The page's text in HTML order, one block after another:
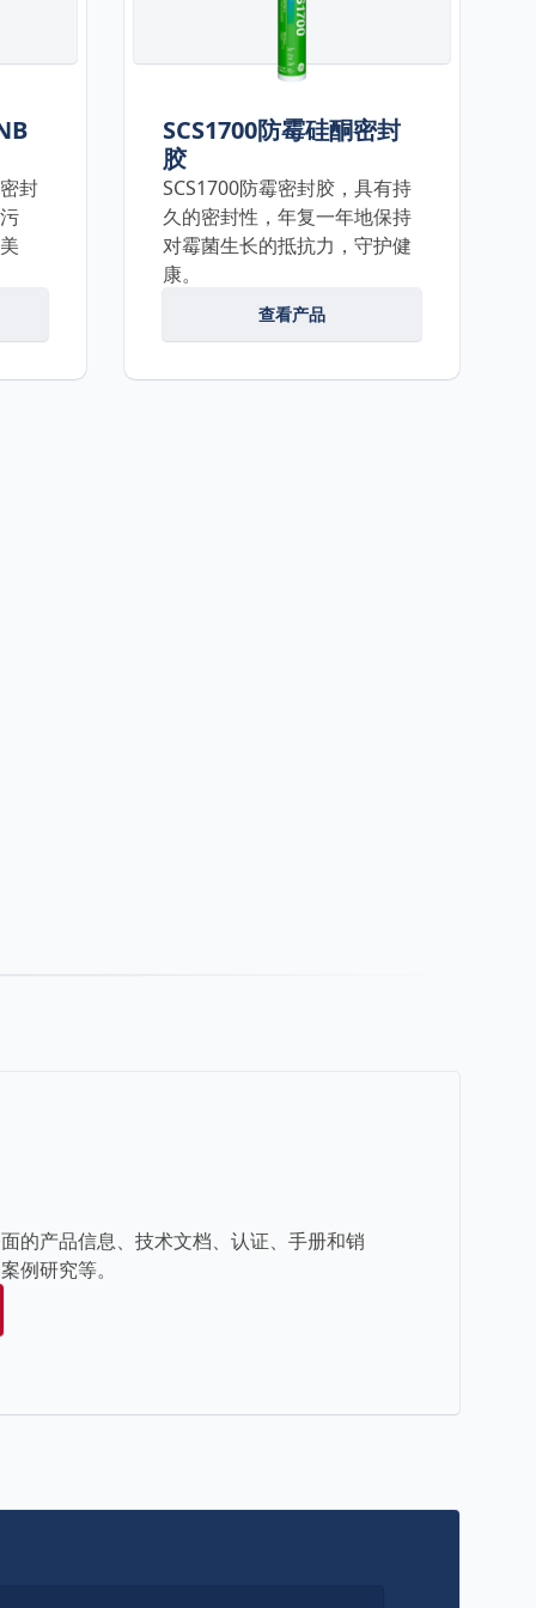
封
SCS1700防霉硅酮密封
胶
SCS1700防霉密封胶，具有持
久的密封性，年复一年地保持
对霉菌生长的抵抗力，守护健
康。
查看产品
的产品信息、技术文档、认证、手册和销
例研究等。